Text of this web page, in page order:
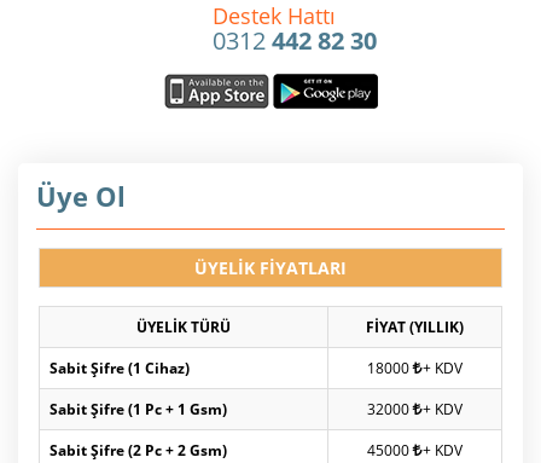
Destek Hattı
0312442 82 30
Üye Ol
ÜYELİK FİYATLARI
ÜYELİK TÜRÜ
FİYAT (YILLIK)
Sabit Şifre (1 Cihaz)
18000 + KDV
Sabit Şifre (1 Pc + 1 Gsm)
32000 + KDV
Sabit Şifre (2 Pc + 2 Gsm)
45000 + KDV